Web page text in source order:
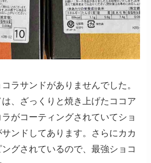
ラサンドがありませんでした。
、ざっくりと焼き上げたココア
がコーティングされていてショ
ンドしてあります。さらにカカ
グされているので、最強ショコ